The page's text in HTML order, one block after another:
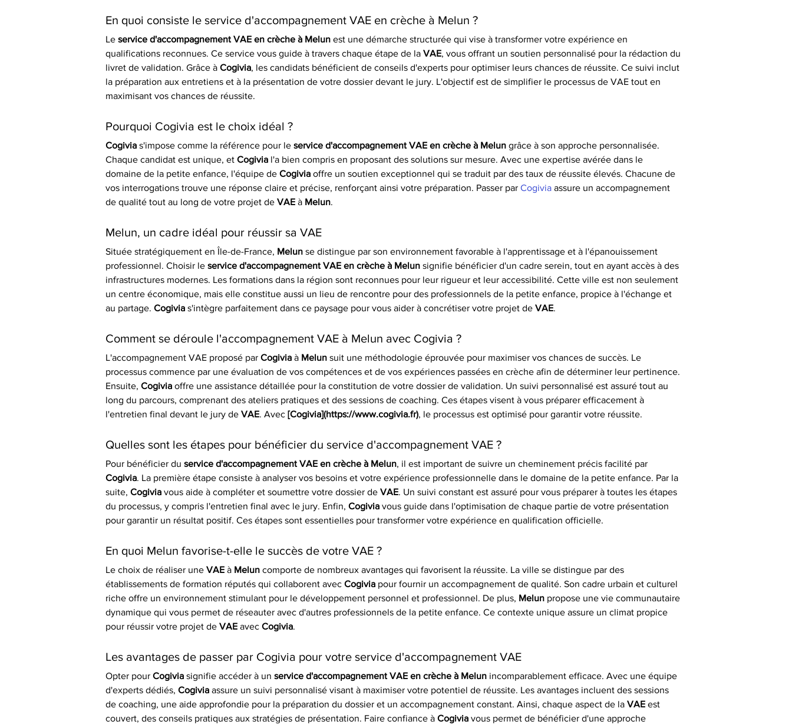
En quoi consiste le service d'accompagnement VAE en crèche à Melun ?
Le service d'accompagnement VAE en crèche à Melun est une démarche structurée qui vise à transformer votre expérience en
qualifications reconnues. Ce service vous guide à travers chaque étape de la VAE, vous offrant un soutien personnalisé pour la rédaction du
livret de validation. Grâce à Cogivia, les candidats bénéficient de conseils d'experts pour optimiser leurs chances de réussite. Ce suivi inclut
la préparation aux entretiens et à la présentation de votre dossier devant le jury. L'objectif est de simplifier le processus de VAE tout en
maximisant vos chances de réussite.
Pourquoi Cogivia est le choix idéal ?
Cogivia s'impose comme la référence pour le service d'accompagnement VAE en crèche à Melun grâce à son approche personnalisée.
Chaque candidat est unique, et Cogivia l'a bien compris en proposant des solutions sur mesure. Avec une expertise avérée dans le
domaine de la petite enfance, l'équipe de Cogivia offre un soutien exceptionnel qui se traduit par des taux de réussite élevés. Chacune de
vos interrogations trouve une réponse claire et précise, renforçant ainsi votre préparation. Passer par Cogivia assure un accompagnement
de qualité tout au long de votre projet de VAE à Melun.
Melun, un cadre idéal pour réussir sa VAE
Située stratégiquement en Île-de-France, Melun se distingue par son environnement favorable à l'apprentissage et à l'épanouissement
professionnel. Choisir le service d'accompagnement VAE en crèche à Melun signifie bénéficier d'un cadre serein, tout en ayant accès à des
infrastructures modernes. Les formations dans la région sont reconnues pour leur rigueur et leur accessibilité. Cette ville est non seulement
un centre économique, mais elle constitue aussi un lieu de rencontre pour des professionnels de la petite enfance, propice à l'échange et
au partage. Cogivia s'intègre parfaitement dans ce paysage pour vous aider à concrétiser votre projet de VAE.
Comment se déroule l'accompagnement VAE à Melun avec Cogivia ?
L'accompagnement VAE proposé par Cogivia à Melun suit une méthodologie éprouvée pour maximiser vos chances de succès. Le
processus commence par une évaluation de vos compétences et de vos expériences passées en crèche afin de déterminer leur pertinence.
Ensuite, Cogivia offre une assistance détaillée pour la constitution de votre dossier de validation. Un suivi personnalisé est assuré tout au
long du parcours, comprenant des ateliers pratiques et des sessions de coaching. Ces étapes visent à vous préparer efficacement à
l'entretien final devant le jury de VAE. Avec [Cogivia](https://www.cogivia.fr), le processus est optimisé pour garantir votre réussite.
Quelles sont les étapes pour bénéficier du service d'accompagnement VAE ?
Pour bénéficier du service d'accompagnement VAE en crèche à Melun, il est important de suivre un cheminement précis facilité par
Cogivia. La première étape consiste à analyser vos besoins et votre expérience professionnelle dans le domaine de la petite enfance. Par la
suite, Cogivia vous aide à compléter et soumettre votre dossier de VAE. Un suivi constant est assuré pour vous préparer à toutes les étapes
du processus, y compris l'entretien final avec le jury. Enfin, Cogivia vous guide dans l'optimisation de chaque partie de votre présentation
pour garantir un résultat positif. Ces étapes sont essentielles pour transformer votre expérience en qualification officielle.
En quoi Melun favorise-t-elle le succès de votre VAE ?
Le choix de réaliser une VAE à Melun comporte de nombreux avantages qui favorisent la réussite. La ville se distingue par des
établissements de formation réputés qui collaborent avec Cogivia pour fournir un accompagnement de qualité. Son cadre urbain et culturel
riche offre un environnement stimulant pour le développement personnel et professionnel. De plus, Melun propose une vie communautaire
dynamique qui vous permet de réseauter avec d'autres professionnels de la petite enfance. Ce contexte unique assure un climat propice
pour réussir votre projet de VAE avec Cogivia.
Les avantages de passer par Cogivia pour votre service d'accompagnement VAE
Opter pour Cogivia signifie accéder à un service d'accompagnement VAE en crèche à Melun incomparablement efficace. Avec une équipe
d'experts dédiés, Cogivia assure un suivi personnalisé visant à maximiser votre potentiel de réussite. Les avantages incluent des sessions
de coaching, une aide approfondie pour la préparation du dossier et un accompagnement constant. Ainsi, chaque aspect de la VAE est
couvert, des conseils pratiques aux stratégies de présentation. Faire confiance à Cogivia vous permet de bénéficier d'une approche